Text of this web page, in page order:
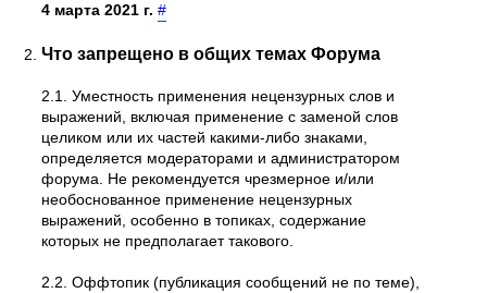
4 марта 2021 г. #
Что запрещено в общих темах Форума
2.1. Уместность применения нецензурных слов и
выражений, включая применение с заменой слов
целиком или их частей какими-либо знаками,
определяется модераторами и администратором
форума. Не рекомендуется чрезмерное и/или
необоснованное применение нецензурных
выражений, особенно в топиках, содержание
которых не предполагает такового.
2.2. Оффтопик (публикация сообщений не по теме),